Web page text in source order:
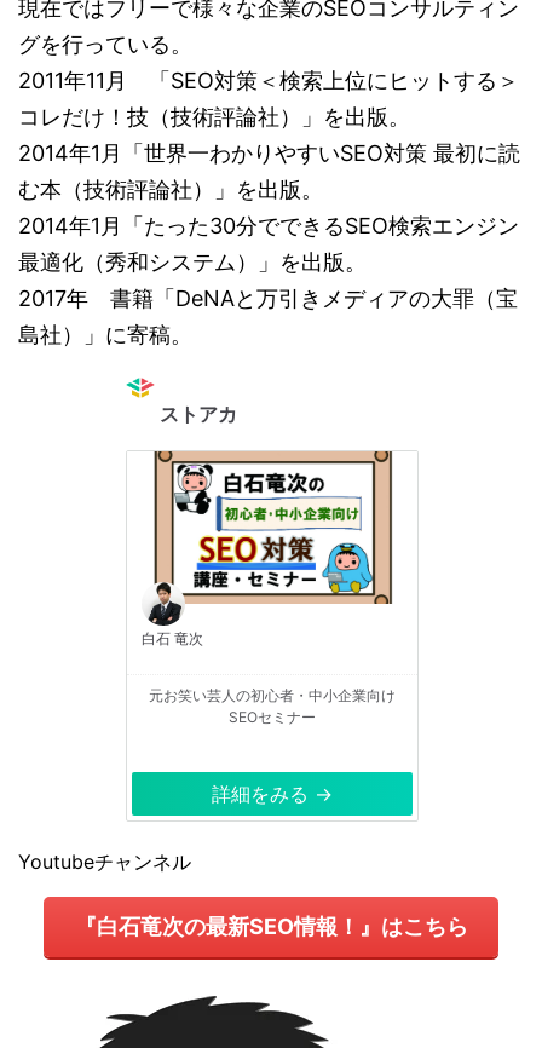
現在ではフリーで様々な企業のSEOコンサルティン
グを行っている。
2011年11月 「SEO対策＜検索上位にヒットする＞
コレだけ！技（技術評論社）」を出版。
2014年1月「世界一わかりやすいSEO対策 最初に読
む本（技術評論社）」を出版。
2014年1月「たった30分でできるSEO検索エンジン
最適化（秀和システム）」を出版。
2017年 書籍「DeNAと万引きメディアの大罪（宝
島社）」に寄稿。
ストアカ
白石 竜次
元お笑い芸人の初心者・中小企業向け
SEOセミナー
詳細をみる →
Youtubeチャンネル
『白石竜次の最新SEO情報！』はこちら